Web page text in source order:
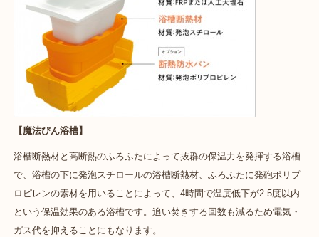
【魔法びん浴槽】
浴槽断熱材と高断熱のふろふたによって抜群の保温力を発揮する浴槽
で、浴槽の下に発泡スチロールの浴槽断熱材、ふろふたに発砲ポリプ
ロピレンの素材を用いることによって、4時間で温度低下が2.5度以内
という保温効果のある浴槽です。 追い焚きする回数も減るため電気・
ガス代を抑えることにもなります。